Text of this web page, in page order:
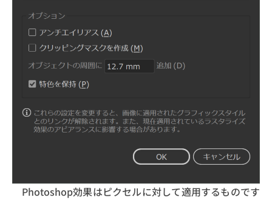
Photoshop効果はピクセルに対して適用するものです